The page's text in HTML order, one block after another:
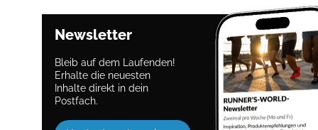
Newsletter
Bleib auf dem Laufenden!
Erhalte die neuesten
Inhalte direkt in dein
Postfach.